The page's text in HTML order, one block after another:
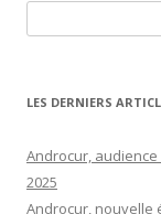
LES DERNIERS
Androcur,
2025
Androcur, nouvelle